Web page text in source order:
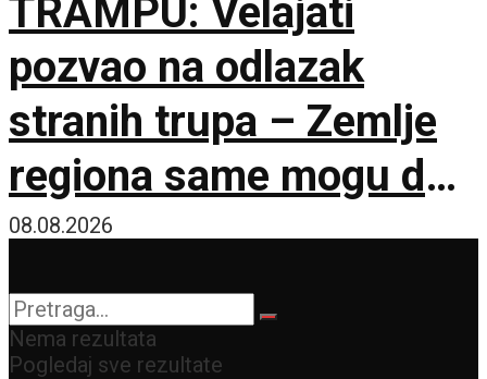
TRAMPU: Velajati
pozvao na odlazak
stranih trupa – Zemlje
regiona same mogu da
osiguraju bezbednost
08.08.2026
Nema rezultata
Pogledaj sve rezultate